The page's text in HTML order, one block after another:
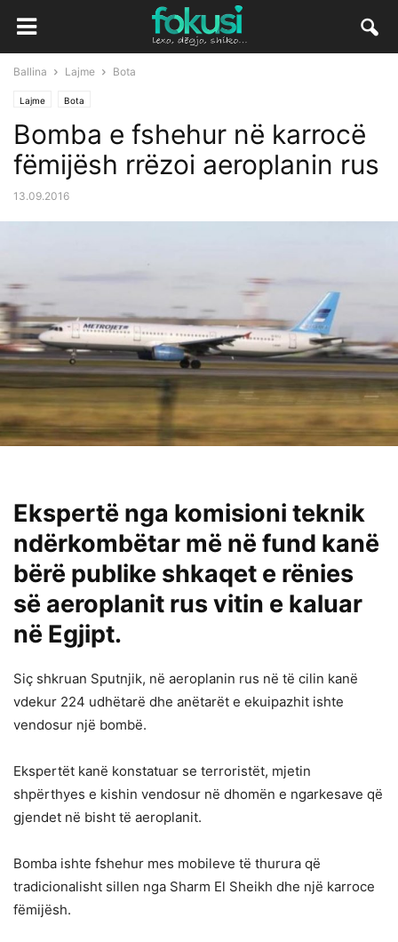
Ballina Lajme Bota
Lajme Bota
Bomba e fshehur në karrocë
fëmijësh rrëzoi aeroplanin rus
13.09.2016
Ekspertë nga komisioni teknik
ndërkombëtar më në fund kanë
bërë publike shkaqet e rënies
së aeroplanit rus vitin e kaluar
në Egjipt.
Siç shkruan Sputnjik, në aeroplanin rus në të cilin kanë
vdekur 224 udhëtarë dhe anëtarët e ekuipazhit ishte
vendosur një bombë.
Ekspertët kanë konstatuar se terroristët, mjetin
shpërthyes e kishin vendosur në dhomën e ngarkesave që
gjendet në bisht të aeroplanit.
Bomba ishte fshehur mes mobileve të thurura që
tradicionalisht sillen nga Sharm El Sheikh dhe një karroce
fëmijësh.